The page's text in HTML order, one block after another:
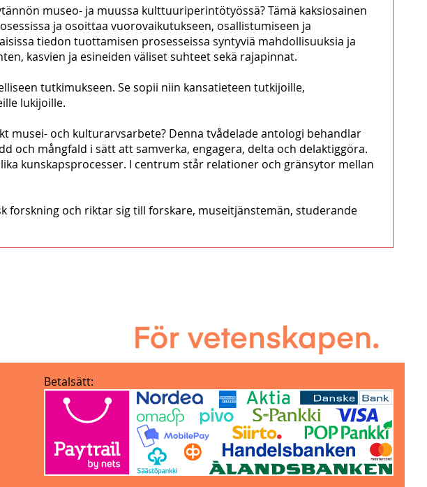
museo- ja muussa kulttuuriperintötyössä? Tämä kaksiosainen
ja osoittaa vuorovaikutukseen, osallistumiseen ja
tiedon tuottamisen prosesseissa syntyviä mahdollisuuksia ja
kasvien ja esineiden väliset suhteet sekä rajapinnat.
tutkimukseen. Se sopii niin kansatieteen tutkijoille,
lukijoille.
musei- och kulturarvsarbete? Denna tvådelade antologi behandlar
och mångfald i sätt att samverka, engagera, delta och delaktiggöra.
kunskapsprocesser. I centrum står relationer och gränsytor mellan
forskning och riktar sig till forskare, museitjänstemän, studerande
Betalsätt: